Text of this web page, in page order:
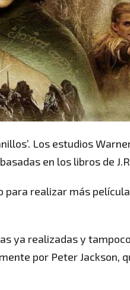
Los estudios
en los libros de
para realizar más
ya realizadas y
por Peter Jackson,